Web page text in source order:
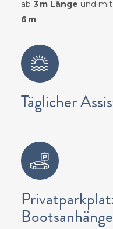
ab 3 m Länge und mit
6 m
Täglicher